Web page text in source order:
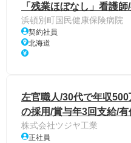
「残業ほぼなし」看護
浜頓別町国民健康保険病院
契約社員
北海道
左官職人/30代で年収
の採用/賞与年3回支給/
株式会社ツジヤ工業
正社員